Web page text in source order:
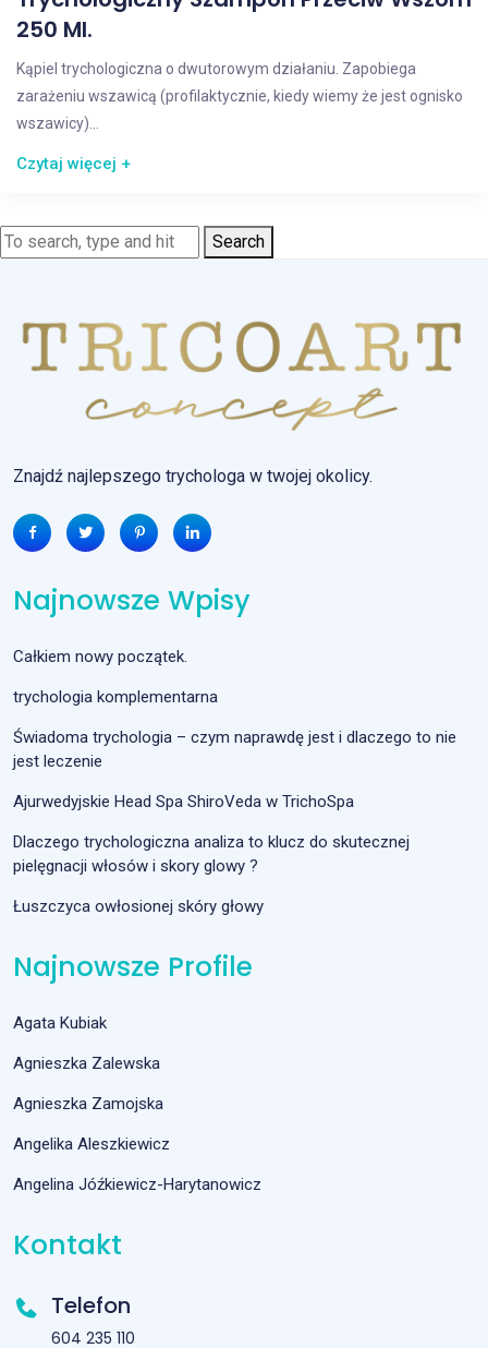
250 Ml.
Kąpiel trychologiczna o dwutorowym działaniu. Zapobiega
zarażeniu wszawicą (profilaktycznie, kiedy wiemy że jest ognisko
wszawicy)...
Czytaj więcej +
Search
Znajdź najlepszego trychologa w twojej okolicy.
Najnowsze Wpisy
Całkiem nowy początek.
trychologia komplementarna
Świadoma trychologia – czym naprawdę jest i dlaczego to nie
jest leczenie
Ajurwedyjskie Head Spa ShiroVeda w TrichoSpa
Dlaczego trychologiczna analiza to klucz do skutecznej
pielęgnacji włosów i skory glowy ?
Łuszczyca owłosionej skóry głowy
Najnowsze Profile
Agata Kubiak
Agnieszka Zalewska
Agnieszka Zamojska
Angelika Aleszkiewicz
Angelina Jóźkiewicz-Harytanowicz
Kontakt
Telefon
604 235 110